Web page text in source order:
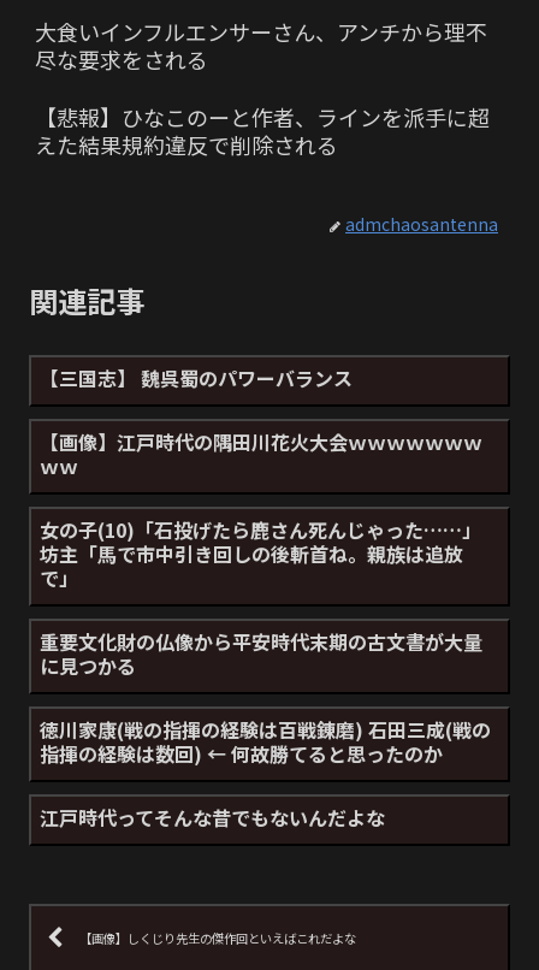
大食いインフルエンサーさん、アンチから理不
尽な要求をされる
【悲報】ひなこのーと作者、ラインを派手に超
えた結果規約違反で削除される
admchaosantenna
関連記事
【三国志】 魏呉蜀のパワーバランス
【画像】江戸時代の隅田川花火大会ｗｗｗｗｗｗｗ
ｗｗ
女の子(10)「石投げたら鹿さん死んじゃった……」
坊主「馬で市中引き回しの後斬首ね。親族は追放
で」
重要文化財の仏像から平安時代末期の古文書が大量
に見つかる
徳川家康(戦の指揮の経験は百戦錬磨) 石田三成(戦の
指揮の経験は数回) ← 何故勝てると思ったのか
江戸時代ってそんな昔でもないんだよな
【画像】しくじり先生の傑作回といえばこれだよな